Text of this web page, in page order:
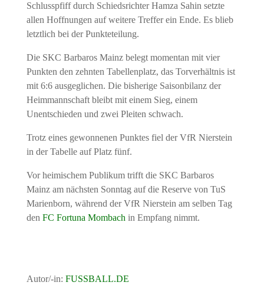
Schlusspfiff durch Schiedsrichter Hamza Sahin setzte
allen Hoffnungen auf weitere Treffer ein Ende. Es blieb
letztlich bei der Punkteteilung.
Die SKC Barbaros Mainz belegt momentan mit vier
Punkten den zehnten Tabellenplatz, das Torverhältnis ist
mit 6:6 ausgeglichen. Die bisherige Saisonbilanz der
Heimmannschaft bleibt mit einem Sieg, einem
Unentschieden und zwei Pleiten schwach.
Trotz eines gewonnenen Punktes fiel der VfR Nierstein
in der Tabelle auf Platz fünf.
Vor heimischem Publikum trifft die SKC Barbaros
Mainz am nächsten Sonntag auf die Reserve von TuS
Marienborn, während der VfR Nierstein am selben Tag
den FC Fortuna Mombach in Empfang nimmt.
Autor/-in: FUSSBALL.DE